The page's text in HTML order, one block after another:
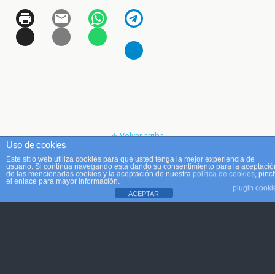
Volver arriba
Móvil Escritorio
Uso de cookies
Este sitio web utiliza cookies para que usted tenga la mejor experiencia de
usuario. Si continúa navegando está dando su consentimiento para la
de las mencionadas cookies y la aceptación de nuestra política de cookies ,
el enlace para mayor información.
plugin
ACEPTAR